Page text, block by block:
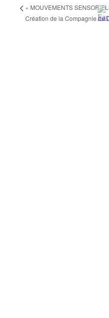
« MOUVEMENTS
Création de la Compagnie de